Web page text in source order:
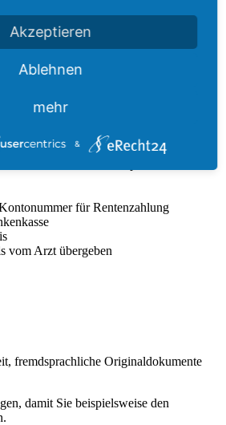
folgende Unterlagen
Verstorbenen oder Ausweisbefreiung
und Geburtsurkunde des Verstorbenen
Abstammungsurkunde
für Rentenzahlung
vom Arzt übergeben
fremdsprachliche Originaldokumente
damit Sie beispielsweise den
Akzeptieren
Ablehnen
mehr
&